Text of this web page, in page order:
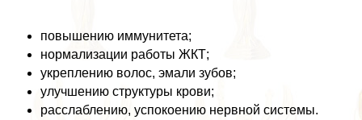
повышению иммунитета;
нормализации работы ЖКТ;
укреплению волос, эмали зубов;
улучшению структуры крови;
расслаблению, успокоению нервной системы.